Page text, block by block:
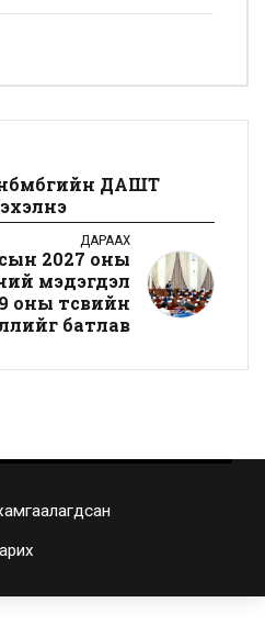
ДАШТ
ДАРААХ
2027 оны
мэдэгдэл
оны төсвийн
батлав